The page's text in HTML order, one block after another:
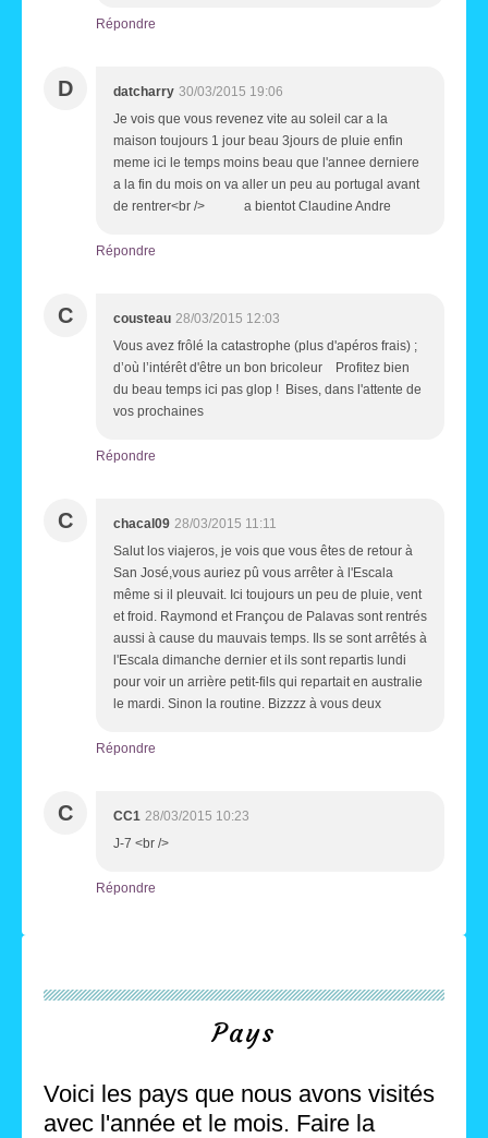
Répondre
D datcharry 30/03/2015 19:06
Je vois que vous revenez vite au soleil car a la
maison toujours 1 jour beau 3jours de pluie enfin
meme ici le temps moins beau que l'annee derniere
a la fin du mois on va aller un peu au portugal avant
de rentrer<br /> a bientot Claudine Andre
Répondre
C cousteau 28/03/2015 12:03
Vous avez frôlé la catastrophe (plus d'apéros frais) ;
d’où l’intérêt d'être un bon bricoleur Profitez bien
du beau temps ici pas glop ! Bises, dans l'attente de
vos prochaines
Répondre
C chacal09 28/03/2015 11:11
Salut los viajeros, je vois que vous êtes de retour à
San José,vous auriez pû vous arrêter à l'Escala
même si il pleuvait. Ici toujours un peu de pluie, vent
et froid. Raymond et Françou de Palavas sont rentrés
aussi à cause du mauvais temps. Ils se sont arrêtés à
l'Escala dimanche dernier et ils sont repartis lundi
pour voir un arrière petit-fils qui repartait en australie
le mardi. Sinon la routine. Bizzzz à vous deux
Répondre
C CC1 28/03/2015 10:23
J-7 <br />
Répondre
Pays
Voici les pays que nous avons visités
avec l'année et le mois. Faire la